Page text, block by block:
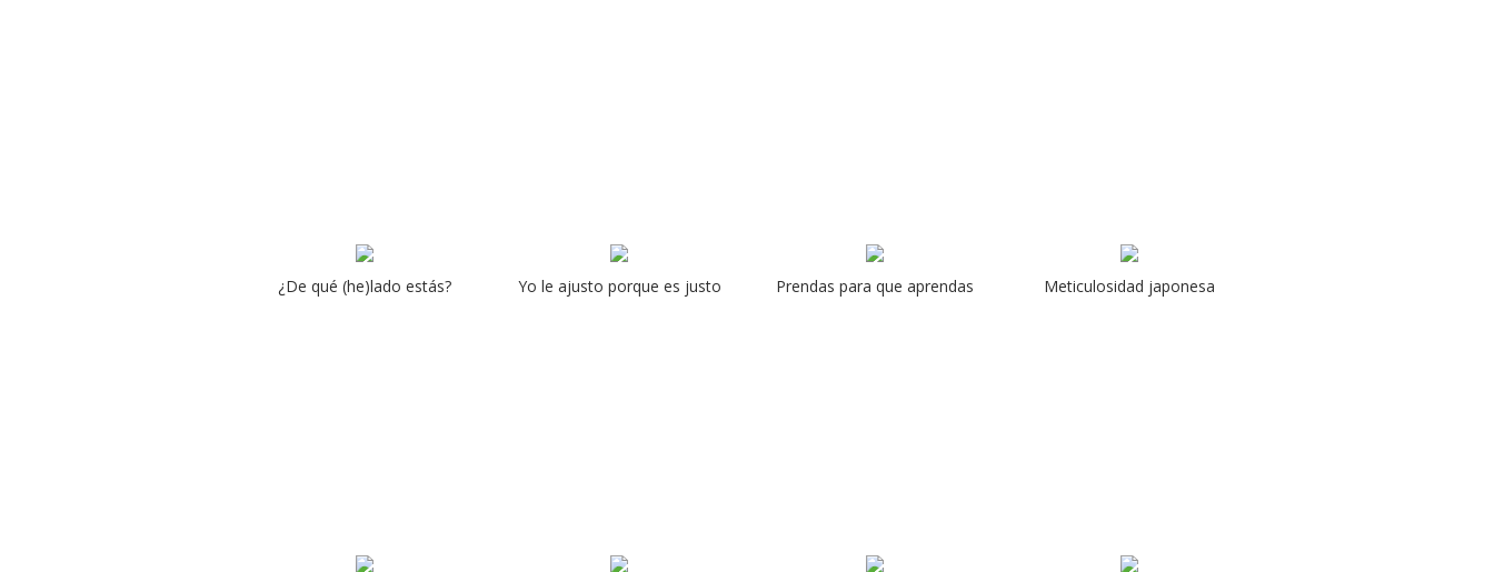
¿De qué (he)lado estás? Yo le ajusto porque es justo Prendas para que aprendas Meticulosidad japonesa